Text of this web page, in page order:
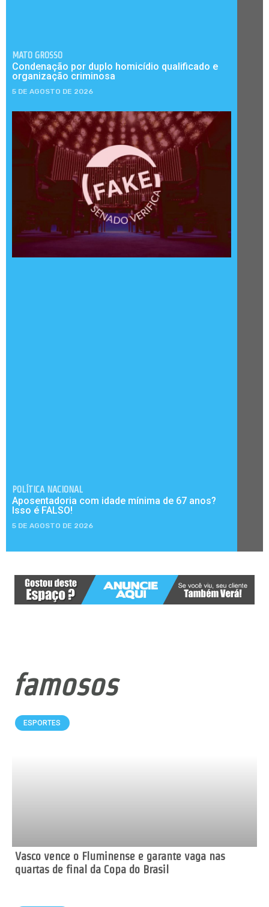
MATO GROSSO
Condenação por duplo homicídio qualificado e
organização criminosa
5 DE AGOSTO DE 2026
POLÍTICA NACIONAL
Aposentadoria com idade mínima de 67 anos?
Isso é FALSO!
5 DE AGOSTO DE 2026
famosos
ESPORTES
Vasco vence o Fluminense e garante vaga nas
quartas de final da Copa do Brasil